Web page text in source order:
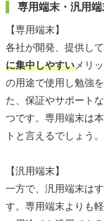
専用端末・汎用
【専用端末】
各社が開発、提供し
に集中しやすい メリ
の用途で使用し勉強
た、保証やサポート
つです。専用端末は
トと言えるでしょう。
【汎用端末】
一方で、汎用端末は
す。専用端末よりも